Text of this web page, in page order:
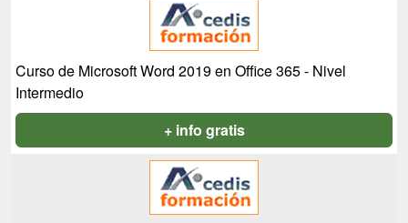
Curso de Microsoft Word 2019 en Office 365 - Nivel
Intermedio
+ info gratis